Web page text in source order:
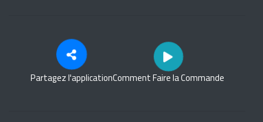
Partagez l'applicationComment Faire la Commande